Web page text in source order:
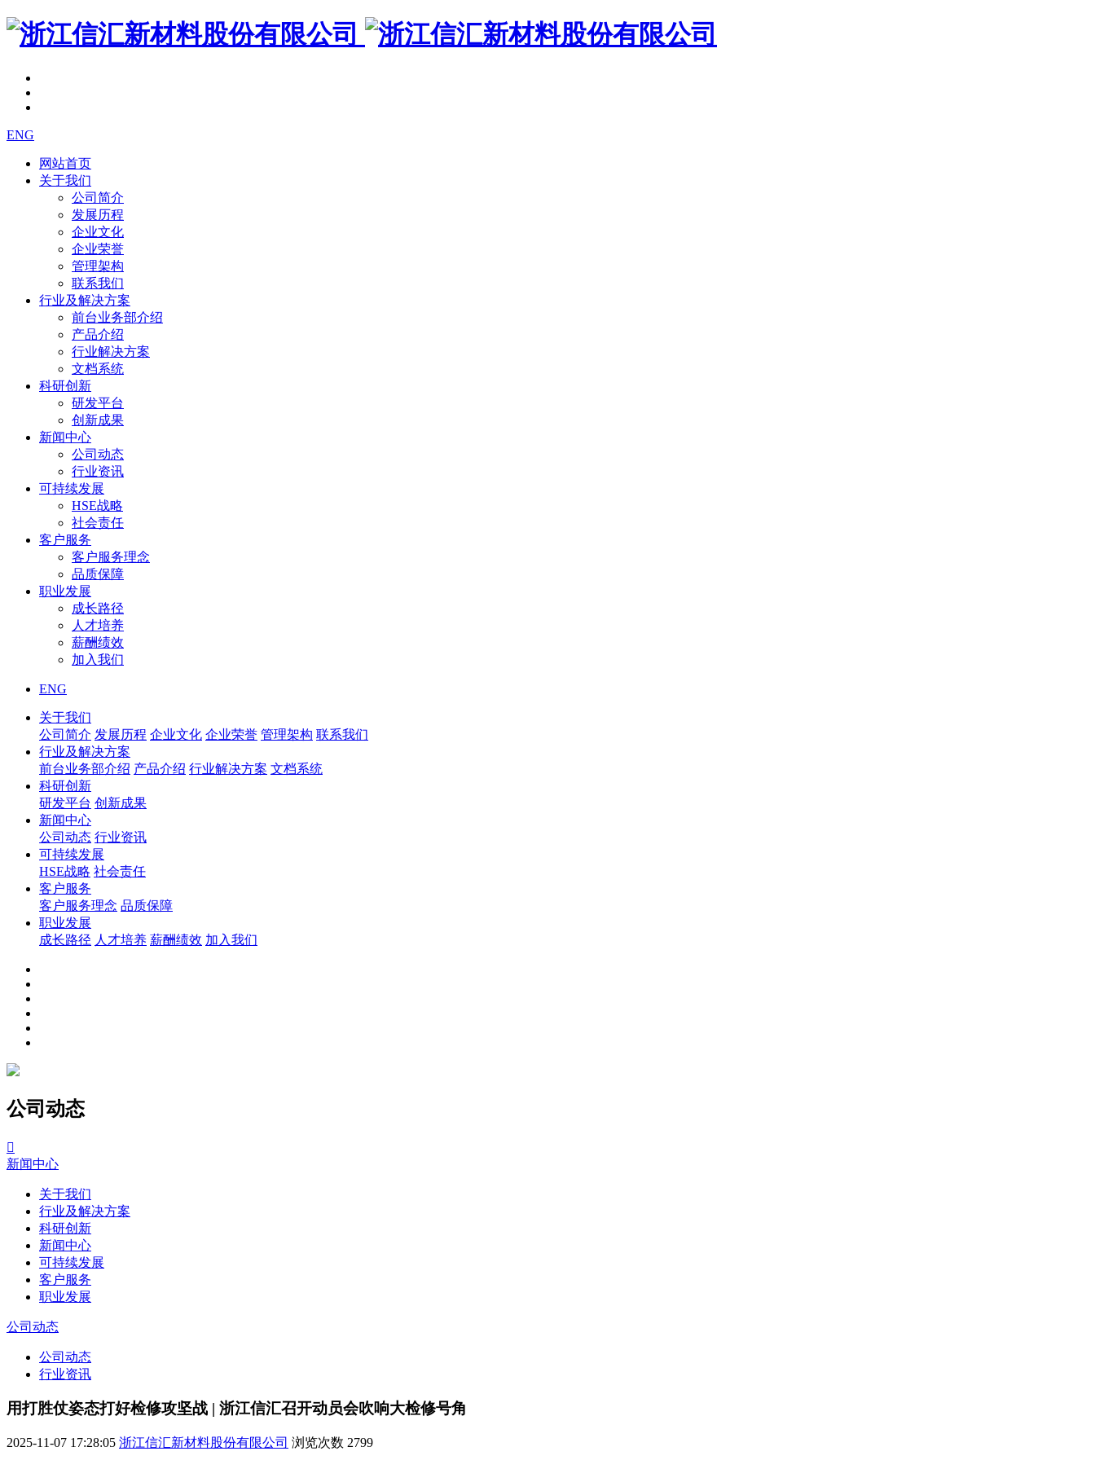
ENG
网站首页
关于我们
公司简介
发展历程
企业文化
企业荣誉
管理架构
联系我们
行业及解决方案
前台业务部介绍
产品介绍
行业解决方案
文档系统
科研创新
研发平台
创新成果
新闻中心
公司动态
行业资讯
可持续发展
HSE战略
社会责任
客户服务
客户服务理念
品质保障
职业发展
成长路径
人才培养
薪酬绩效
加入我们
ENG
关于我们
公司简介 发展历程 企业文化 企业荣誉 管理架构 联系我们
行业及解决方案
前台业务部介绍 产品介绍 行业解决方案 文档系统
科研创新
研发平台 创新成果
新闻中心
公司动态 行业资讯
可持续发展
HSE战略 社会责任
客户服务
客户服务理念 品质保障
职业发展
成长路径 人才培养 薪酬绩效 加入我们
公司动态

新闻中心
关于我们
行业及解决方案
科研创新
新闻中心
可持续发展
客户服务
职业发展
公司动态
公司动态
行业资讯
用打胜仗姿态打好检修攻坚战 | 浙江信汇召开动员会吹响大检修号角
2025-11-07 17:28:05 浙江信汇新材料股份有限公司 浏览次数 2799